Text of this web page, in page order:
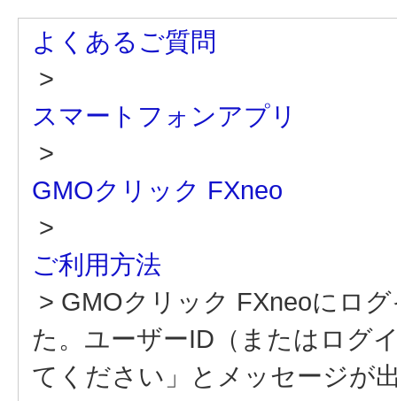
よくあるご質問
>
スマートフォンアプリ
>
GMOクリック FXneo
>
ご利用方法
> GMOクリック FXneoにロ
た。ユーザーID（またはログ
てください」とメッセージが